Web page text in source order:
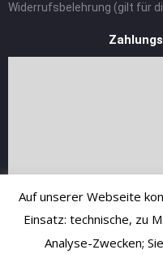
Widerrufsbelehrung (gilt für
Auf unserer Webseite
Einsatz: technische, zu
Analyse-Zwecken;